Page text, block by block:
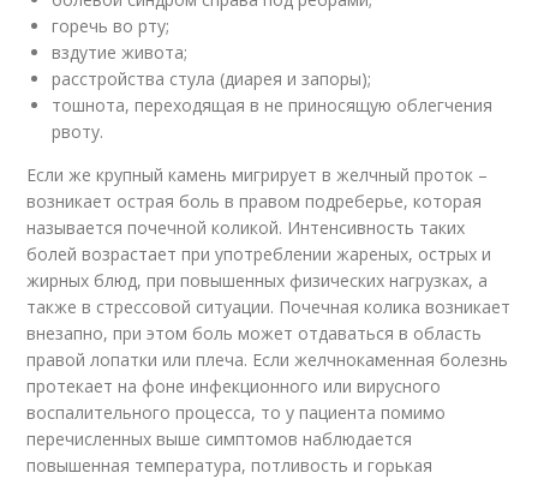
горечь во рту;
вздутие живота;
расстройства стула (диарея и запоры);
тошнота, переходящая в не приносящую облегчения
рвоту.
Если же крупный камень мигрирует в желчный проток –
возникает острая боль в правом подреберье, которая
называется почечной коликой. Интенсивность таких
болей возрастает при употреблении жареных, острых и
жирных блюд, при повышенных физических нагрузках, а
также в стрессовой ситуации. Почечная колика возникает
внезапно, при этом боль может отдаваться в область
правой лопатки или плеча. Если желчнокаменная болезнь
протекает на фоне инфекционного или вирусного
воспалительного процесса, то у пациента помимо
перечисленных выше симптомов наблюдается
повышенная температура, потливость и горькая